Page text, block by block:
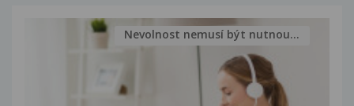
Nevolnost nemusí být nutnou...